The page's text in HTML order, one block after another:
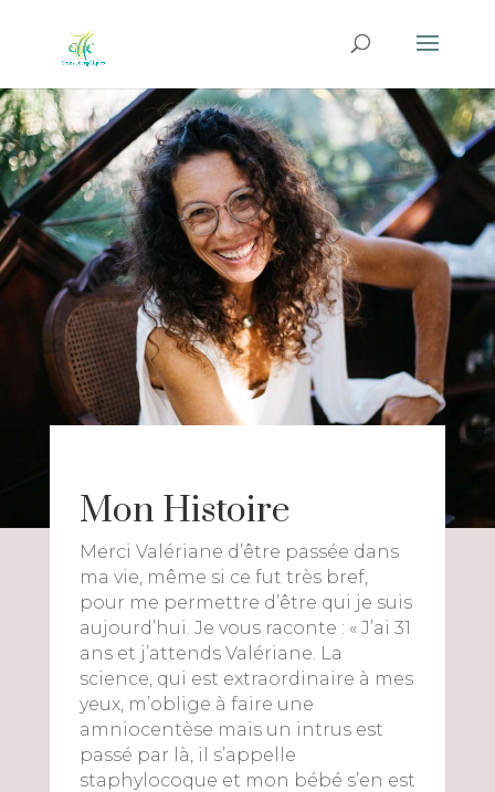
Mon Histoire
Merci Valériane d’être passée dans
ma vie, même si ce fut très bref,
pour me permettre d’être qui je suis
aujourd’hui. Je vous raconte : « J’ai 31
ans et j’attends Valériane. La
science, qui est extraordinaire à mes
yeux, m’oblige à faire une
amniocentèse mais un intrus est
passé par là, il s’appelle
staphylocoque et mon bébé s’en est